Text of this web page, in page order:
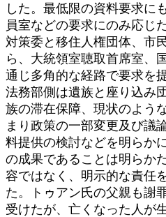
した。最低限の資料要求に
員室などの要求にのみ応じ
対策委と移住人権団体、市
ら、大統領室聴取首席室、
通じ多角的な経路で要求を
法務部側は遺族と座り込み
族の滞在保障、現状のよう
まり政策の一部変更及び議
料提供の検討などを明らか
の成果であることは明らか
容ではなく、明示的な責任
た。トゥアン氏の父親も謝
受けたが、亡くなった人が